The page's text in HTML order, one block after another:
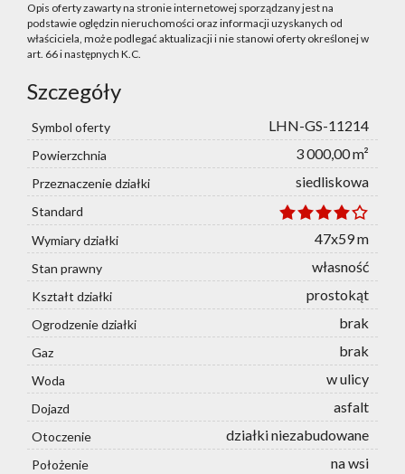
Opis oferty zawarty na stronie internetowej sporządzany jest na
podstawie oględzin nieruchomości oraz informacji uzyskanych od
właściciela, może podlegać aktualizacji i nie stanowi oferty określonej w
art. 66 i następnych K.C.
Szczegóły
Symbol oferty LHN-GS-11214
Powierzchnia 3 000,00 m²
Przeznaczenie działki siedliskowa
Standard
Wymiary działki
47x59 m
Stan prawny własność
Kształt działki prostokąt
Ogrodzenie działki brak
Gaz brak
Woda w ulicy
Dojazd asfalt
Otoczenie działki niezabudowane
Położenie na wsi